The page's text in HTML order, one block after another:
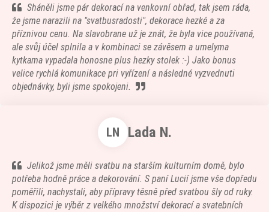
Sháněli jsme pár dekorací na venkovní obřad, tak jsem ráda,
že jsme narazili na "svatbusradosti", dekorace hezké a za
příznivou cenu. Na slavobrane už je znát, že byla vice používaná,
ale svůj účel splnila a v kombinaci se závěsem a umelyma
kytkama vypadala honosne plus hezky stolek :-) Jako bonus
velice rychlá komunikace pri vyřízení a následné vyzvednuti
objednávky, byli jsme spokojeni.
LN Lada N.
Jelikož jsme měli svatbu na starším kulturním domě, bylo
potřeba hodně práce a dekorování. S paní Lucií jsme vše dopředu
poměřili, nachystali, aby přípravy těsně před svatbou šly od ruky.
K dispozici je výběr z velkého množství dekorací a svatebních